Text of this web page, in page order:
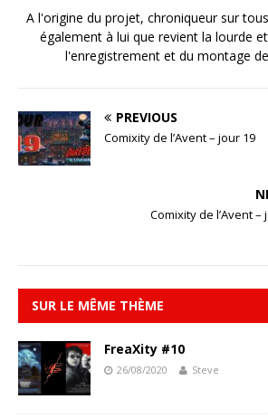
A l'origine du projet, chroniqueur sur
également à lui que revient la lourde
l'enregistrement et du montage
PREVIOUS
Comixity de l’Avent – jour 19
Comixity de l’Avent –
SUR LE MÊME THÈME
FreaXity #10
26/08/2020 Steve